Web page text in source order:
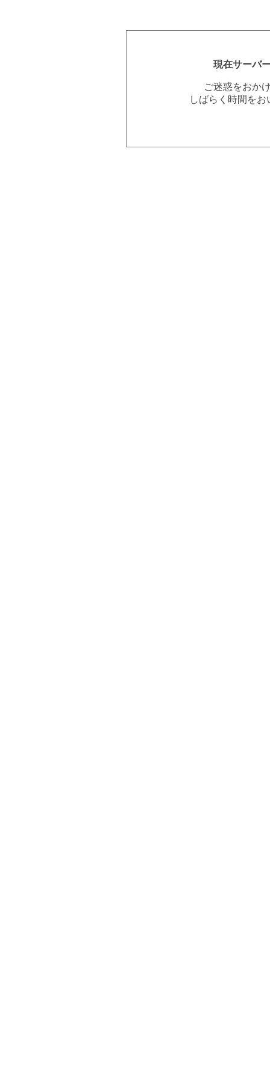
現在サーバ
ご迷惑をおか
しばらく時間を